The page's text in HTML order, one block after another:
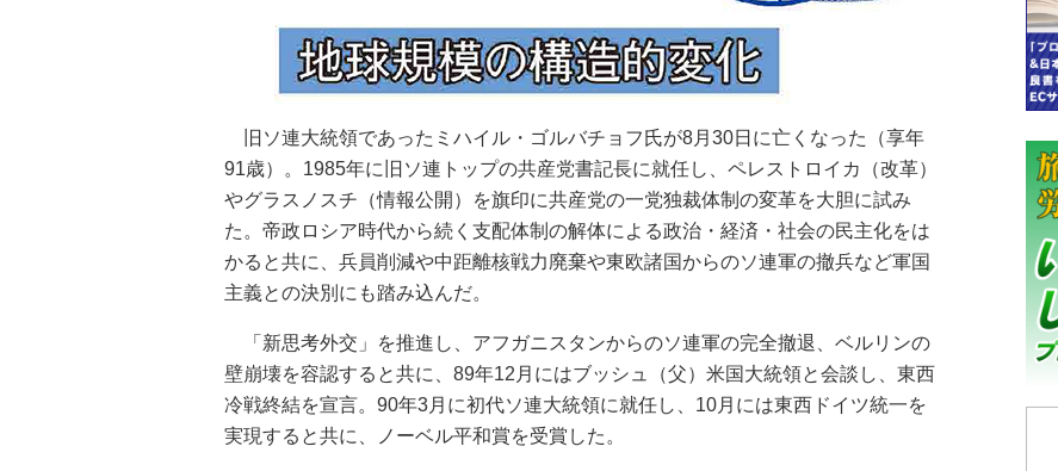
旧ソ連大統領であったミハイル・ゴルバチョフ氏が8月30日に亡くなった（享年
91歳）。1985年に旧ソ連トップの共産党書記長に就任し、ペレストロイカ（改革）
やグラスノスチ（情報公開）を旗印に共産党の一党独裁体制の変革を大胆に試み
た。帝政ロシア時代から続く支配体制の解体による政治・経済・社会の民主化をは
かると共に、兵員削減や中距離核戦力廃棄や東欧諸国からのソ連軍の撤兵など軍国
主義との決別にも踏み込んだ。
「新思考外交」を推進し、アフガニスタンからのソ連軍の完全撤退、ベルリンの
壁崩壊を容認すると共に、89年12月にはブッシュ（父）米国大統領と会談し、東西
冷戦終結を宣言。90年3月に初代ソ連大統領に就任し、10月には東西ドイツ統一を
実現すると共に、ノーベル平和賞を受賞した。